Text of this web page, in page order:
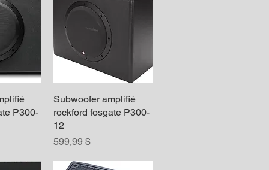
P300-
Aperçu rapide
Subwoofer amplifié
rockford fosgate P300-
12
Prix
599,99 $